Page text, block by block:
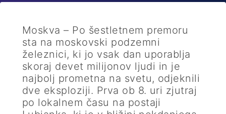
Moskva – Po šestletnem premoru
sta na moskovski podzemni
železnici, ki jo vsak dan uporablja
skoraj devet milijonov ljudi in je
najbolj prometna na svetu, odjeknili
dve eksploziji. Prva ob 8. uri zjutraj
po lokalnem času na postaji